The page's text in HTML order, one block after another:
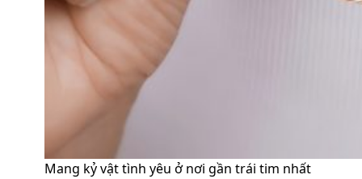
Mang kỷ vật tình yêu ở nơi gần trái tim nhất